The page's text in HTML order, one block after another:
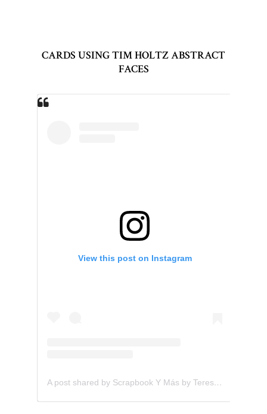
CARDS USING TIM HOLTZ ABSTRACT
FACES
View this post on Instagram
A post shared by Scrapbook Y Más by Teresita Arvelo (@scrapbookymas)